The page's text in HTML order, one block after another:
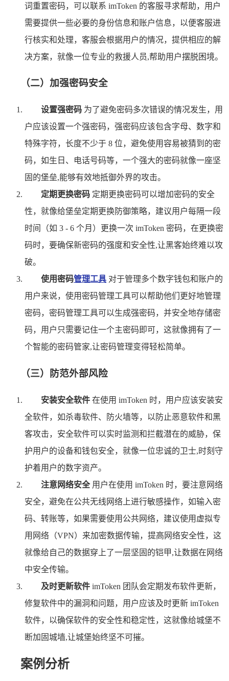
词重置密码，可以联系 imToken 的客服寻求帮助，用户
需要提供一些必要的身份信息和账户信息，以便客服进
行核实和处理，客服会根据用户的情况，提供相应的解
决方案，就像一位专业的救援人员,帮助用户摆脱困境。
（二）加强密码安全
设置强密码 为了避免密码多次错误的情况发生，用
户应该设置一个强密码，强密码应该包含字母、数字和
特殊字符，长度不少于 8 位，避免使用容易被猜到的密
码，如生日、电话号码等，一个强大的密码就像一座坚
固的堡垒,能够有效地抵御外界的攻击。
定期更换密码 定期更换密码可以增加密码的安全
性，就像给堡垒定期更换防御策略，建议用户每隔一段
时间（如 3 - 6 个月）更换一次 imToken 密码，在更换密
码时，要确保新密码的强度和安全性,让黑客始终难以攻
破。
使用密码管理工具 对于管理多个数字钱包和账户的
用户来说，使用密码管理工具可以帮助他们更好地管理
密码，密码管理工具可以生成强密码，并安全地存储密
码，用户只需要记住一个主密码即可，这就像拥有了一
个智能的密码管家,让密码管理变得轻松简单。
（三）防范外部风险
安装安全软件 在使用 imToken 时，用户应该安装安
全软件，如杀毒软件、防火墙等，以防止恶意软件和黑
客攻击，安全软件可以实时监测和拦截潜在的威胁，保
护用户的设备和钱包安全，就像一位忠诚的卫士,时刻守
护着用户的数字资产。
注意网络安全用户在使用 imToken 时，要注意网络
安全，避免在公共无线网络上进行敏感操作，如输入密
码、转账等，如果需要使用公共网络，建议使用虚拟专
用网络（VPN）来加密数据传输，提高网络安全性，这
就像给自己的数据穿上了一层坚固的铠甲,让数据在网络
中安全传输。
及时更新软件 imToken 团队会定期发布软件更新，
修复软件中的漏洞和问题，用户应该及时更新 imToken
软件，以确保软件的安全性和稳定性，这就像给城堡不
断加固城墙,让城堡始终坚不可摧。
案例分析